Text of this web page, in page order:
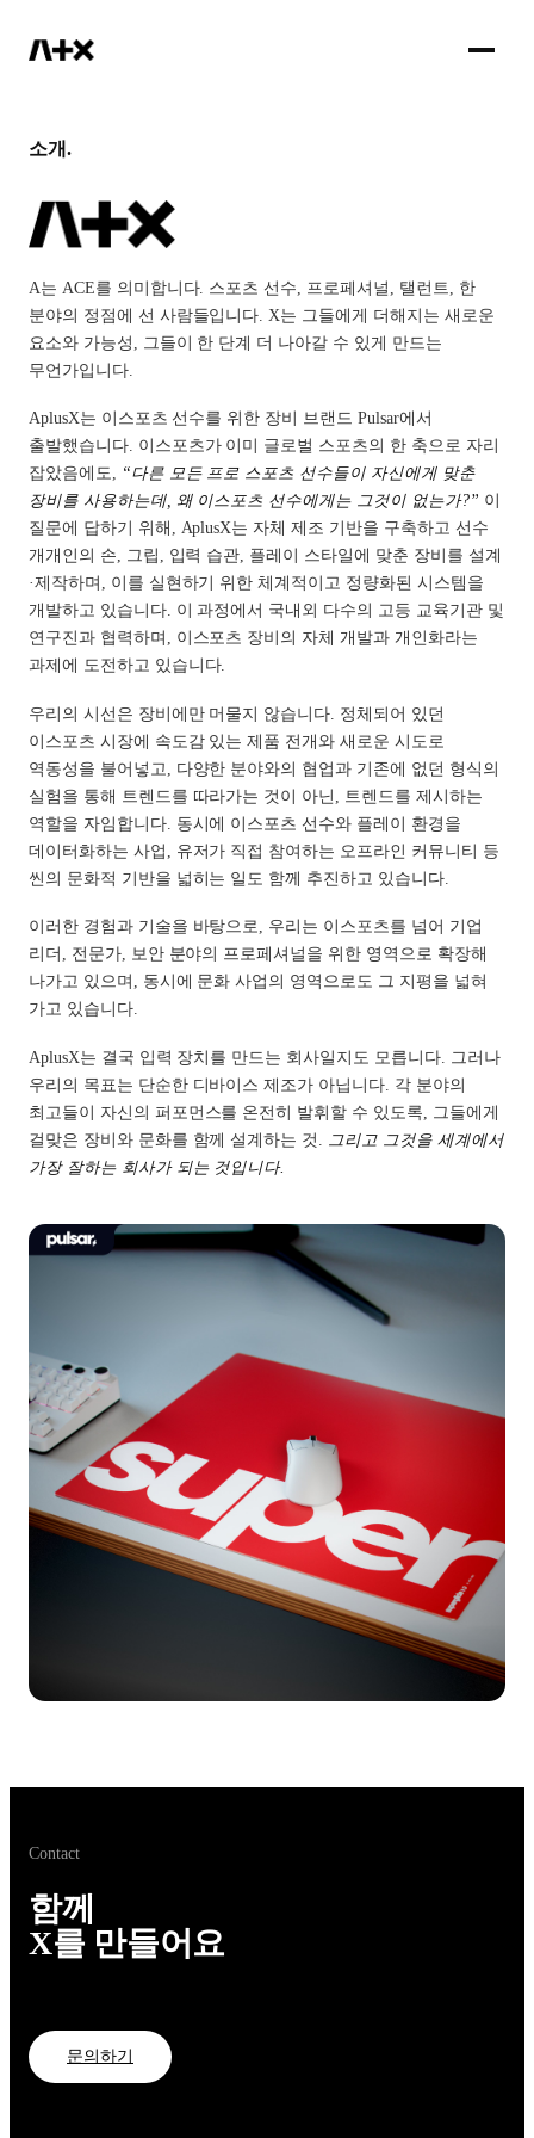
소개.
A는 ACE를 의미합니다. 스포츠 선수, 프로페셔널, 탤런트, 한
분야의 정점에 선 사람들입니다. X는 그들에게 더해지는 새로운
요소와 가능성, 그들이 한 단계 더 나아갈 수 있게 만드는
무언가입니다.
AplusX는 이스포츠 선수를 위한 장비 브랜드 Pulsar에서
출발했습니다. 이스포츠가 이미 글로벌 스포츠의 한 축으로 자리
잡았음에도, “다른 모든 프로 스포츠 선수들이 자신에게 맞춘
장비를 사용하는데, 왜 이스포츠 선수에게는 그것이 없는가?” 이
질문에 답하기 위해, AplusX는 자체 제조 기반을 구축하고 선수
개개인의 손, 그립, 입력 습관, 플레이 스타일에 맞춘 장비를 설계
·제작하며, 이를 실현하기 위한 체계적이고 정량화된 시스템을
개발하고 있습니다. 이 과정에서 국내외 다수의 고등 교육기관 및
연구진과 협력하며, 이스포츠 장비의 자체 개발과 개인화라는
과제에 도전하고 있습니다.
우리의 시선은 장비에만 머물지 않습니다. 정체되어 있던
이스포츠 시장에 속도감 있는 제품 전개와 새로운 시도로
역동성을 불어넣고, 다양한 분야와의 협업과 기존에 없던 형식의
실험을 통해 트렌드를 따라가는 것이 아닌, 트렌드를 제시하는
역할을 자임합니다. 동시에 이스포츠 선수와 플레이 환경을
데이터화하는 사업, 유저가 직접 참여하는 오프라인 커뮤니티 등
씬의 문화적 기반을 넓히는 일도 함께 추진하고 있습니다.
이러한 경험과 기술을 바탕으로, 우리는 이스포츠를 넘어 기업
리더, 전문가, 보안 분야의 프로페셔널을 위한 영역으로 확장해
나가고 있으며, 동시에 문화 사업의 영역으로도 그 지평을 넓혀
가고 있습니다.
AplusX는 결국 입력 장치를 만드는 회사일지도 모릅니다. 그러나
우리의 목표는 단순한 디바이스 제조가 아닙니다. 각 분야의
최고들이 자신의 퍼포먼스를 온전히 발휘할 수 있도록, 그들에게
걸맞은 장비와 문화를 함께 설계하는 것.
그리고 그것을 세계에서
가장 잘하는 회사가 되는 것입니다.
Contact
함께
X를 만들어요
문의하기